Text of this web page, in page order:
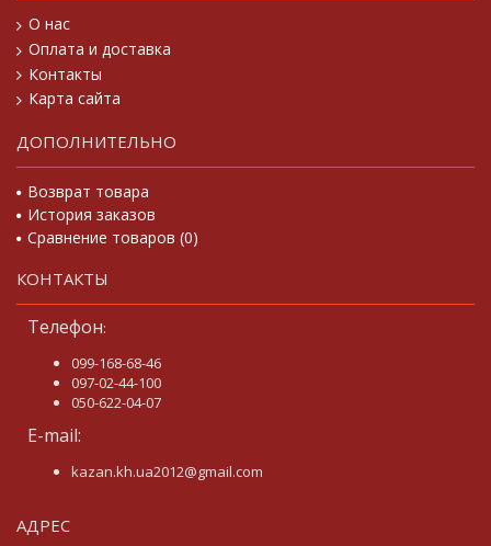
О нас
Оплата и доставка
Контакты
Карта сайта
ДОПОЛНИТЕЛЬНО
Возврат товара
История заказов
Сравнение товаров (0)
КОНТАКТЫ
Телефон:
099-168-68-46
097-02-44-100
050-622-04-07
E-mail:
kazan.kh.ua2012@gmail.com
АДРЕС